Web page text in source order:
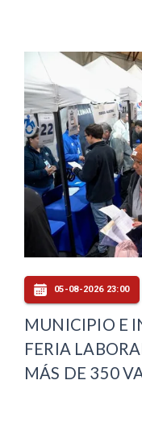
05-08-2026 23:00
MUNICIPIO E
FERIA
MÁS DE 350